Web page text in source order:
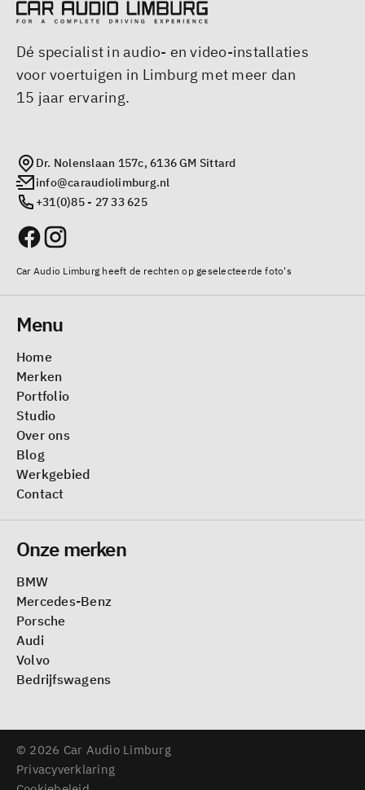
Dé specialist in audio- en video-installaties
voor voertuigen in Limburg met meer dan
15 jaar ervaring.
Dr. Nolenslaan 157c, 6136 GM Sittard
info@caraudiolimburg.nl
+31(0)85 - 27 33 625
Car Audio Limburg heeft de rechten op geselecteerde foto's
Menu
Home
Merken
Portfolio
Studio
Over ons
Blog
Werkgebied
Contact
Onze merken
BMW
Mercedes-Benz
Porsche
Audi
Volvo
Bedrijfswagens
© 2026 Car Audio Limburg
Privacyverklaring